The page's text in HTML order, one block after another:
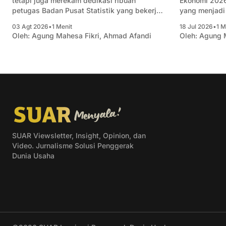
petugas Badan Pusat Statistik yang bekerja
jenis usaha di seluruh Indonesia, mulai dari
usaha rumahan, UMKM, hingga perusahaan
03 Agt 2026•1 Menit
Oleh: Agung Mahesa Fikri, Ahmad Afandi
yang
dan struktur
18 Jul 2026•1
Oleh: Agung
SUAR Viewsletter, Insight, Opinion, dan
Video. Jurnalisme Solusi Penggerak
Dunia Usaha